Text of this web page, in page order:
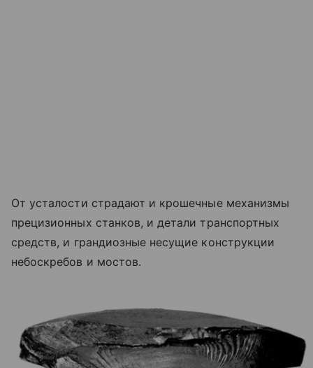
От усталости страдают и крошечные механизмы
прецизионных станков, и детали транспортных
средств, и грандиозные несущие конструкции
небоскребов и мостов.